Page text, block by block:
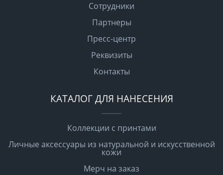
Сотрудники
Партнеры
Пресс-центр
Реквизиты
Контакты
КАТАЛОГ ДЛЯ НАНЕСЕНИЯ
Коллекции с принтами
Личные аксессуары из натуральной и искусственной
кожи
Мерч на заказ